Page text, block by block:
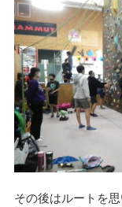
その後はルートを